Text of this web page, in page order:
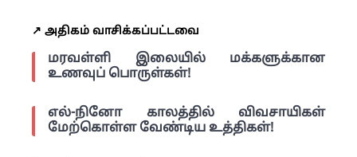
↗️ அதிகம் வாசிக்கப்பட்டவை
மரவள்ளி இலையில் மக்களுக்கான
உணவுப் பொருள்கள்!
எல்-நினோ காலத்தில் விவசாயிகள்
மேற்கொள்ள வேண்டிய உத்திகள்!